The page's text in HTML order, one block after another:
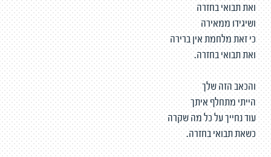
ואת תבואי בחזרה
ושיגידו ממאירה
כי זאת מלחמת אין ברירה
ואת תבואי בחזרה.
והכאב הזה שלך
הייתי מתחלף איתך
עוד נחייך על כל מה שקרה
כשאת תבואי בחזרה.